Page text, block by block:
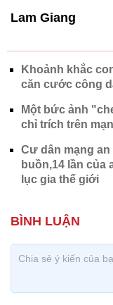
Lam Giang
Khoảnh khắc
căn cước công
Một bức ảnh
chỉ trích trên
Cư dân mạng
buồn,14 lần của
lục gia thế giới